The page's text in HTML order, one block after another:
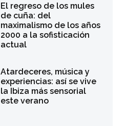
El regreso de los mules
de cuña: del
maximalismo de los años
2000 a la sofisticación
actual
Atardeceres, música y
experiencias: así se vive
la Ibiza más sensorial
este verano